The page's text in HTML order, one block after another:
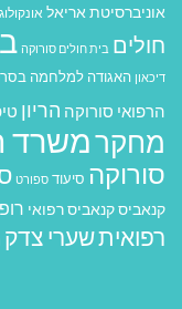
אוניברסיטת אריאל
חולים בית חולים סורוקה
דיכאון האגודה למלחמה
הרפואי סורוקה הריון
מחקרמשרד
סורוקה סיעוד ספורט
קנאביסקנאביס רפואי
רפואיתשערי צדק